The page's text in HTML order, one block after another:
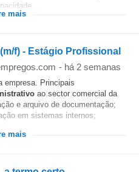
mais
f) - Estágio Profissional
- há 2 semanas
empresa. Principais
ao sector comercial da
e arquivo de documentação;
em sistemas internos;
mais